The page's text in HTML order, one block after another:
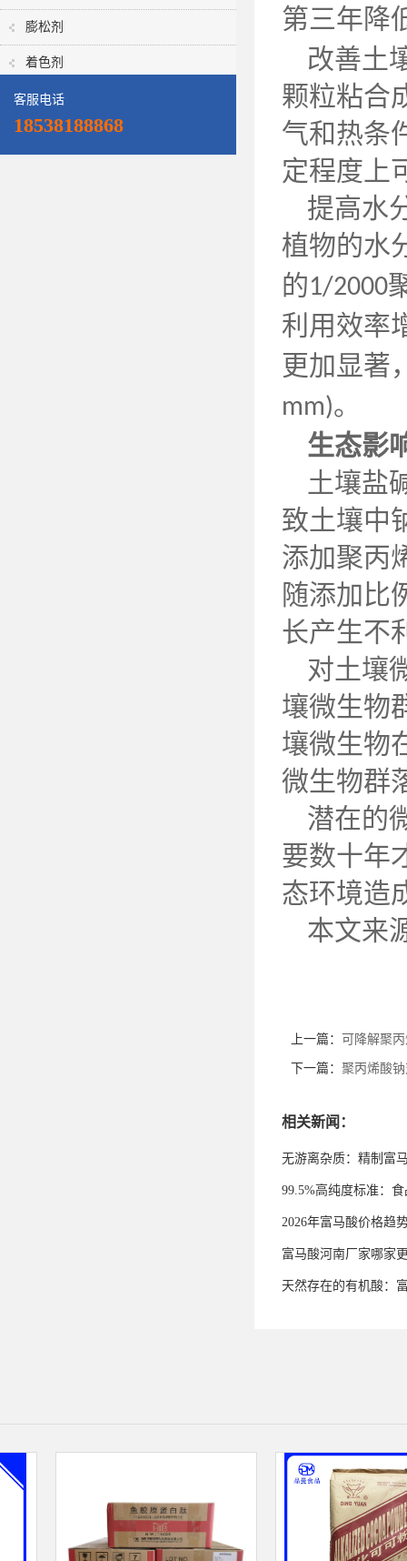
膨松剂
着色剂
客服电话
18538188868
第三年降
改善土
颗粒粘合
气和热条
定程度上
提高水
植物的水
的1/2000
利用效率
更加显著
mm)。
生态影
土壤盐
致土壤中
添加聚丙
随添加比
长产生不
对土壤
壤微生物
壤微生物
微生物群
潜在的
要数十年
态环境造
本文来
上一篇： 可降解聚
下一篇： 聚丙烯酸
相关新闻：
无游离杂质：精制富
99.5%高纯度标准：
2026年富马酸价格趋
富马酸河南厂家哪家
天然存在的有机酸：